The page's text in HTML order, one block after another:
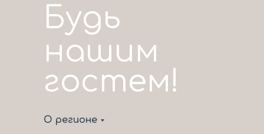
Будь
нашим
гостем!
О регионе